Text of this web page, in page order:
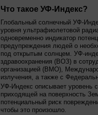
Что такое УФ-Индекс?
Глобальный солнечный УФ-
уровня ультрафиолетовой
одновременно индикатор
предупреждения людей о
под открытым солнцем. УФ-
здравоохранения (ВОЗ) в
организацией (ВМО),
излучения, а также с
УФ-Индекс описывает уровень
приходящей на поверхность
потенциальный риск
чтобы это произошло.